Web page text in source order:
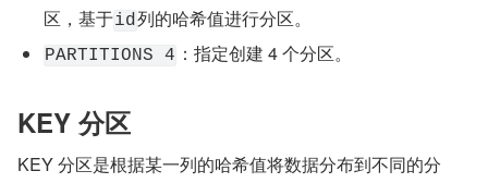
区，基于id列的哈希值进行分区。
PARTITIONS 4 ：指定创建 4 个分区。
KEY 分区
KEY 分区是根据某一列的哈希值将数据分布到不同的分